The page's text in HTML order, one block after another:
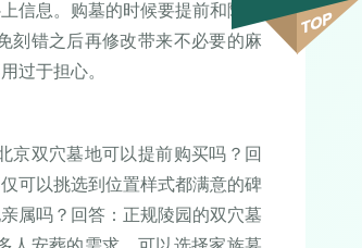
信息。购墓的时候要提前和陵园
刻错之后再修改带来不必要的麻
过于担心。
京双穴墓地可以提前购买吗？回
可以挑选到位置样式都满意的碑
属吗？回答：正规陵园的双穴墓